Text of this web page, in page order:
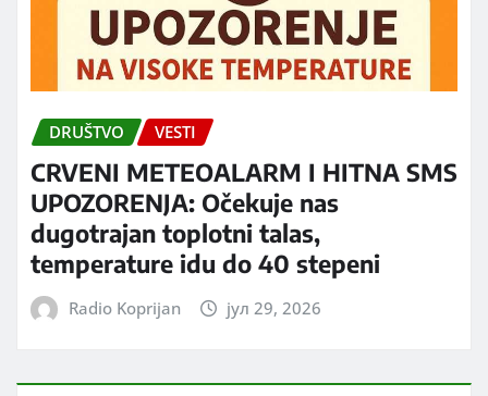
DRUŠTVO VESTI
CRVENI METEOALARM I HITNA SMS
UPOZORENJA: Očekuje nas
dugotrajan toplotni talas,
temperature idu do 40 stepeni
Radio Koprijan јул 29, 2026